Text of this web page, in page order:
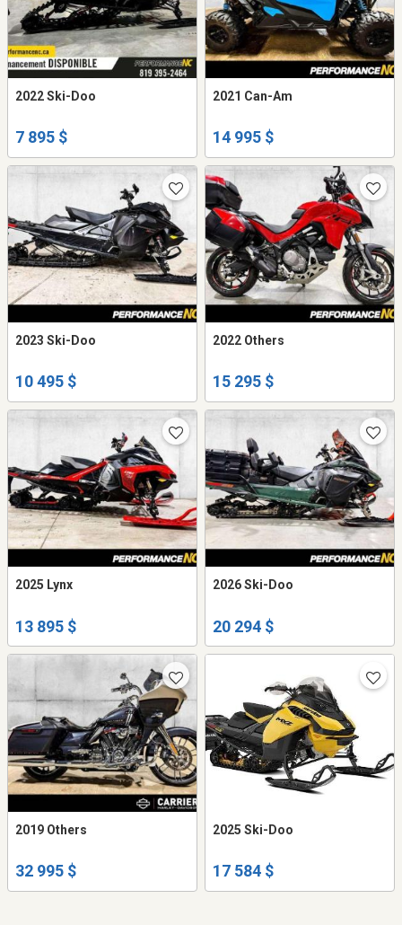
2022 Ski-Doo
7 895 $
2021 Can-Am
14 995 $
2023 Ski-Doo
10 495 $
2022 Others
15 295 $
2025 Lynx
13 895 $
2026 Ski-Doo
20 294 $
2019 Others
32 995 $
2025 Ski-Doo
17 584 $